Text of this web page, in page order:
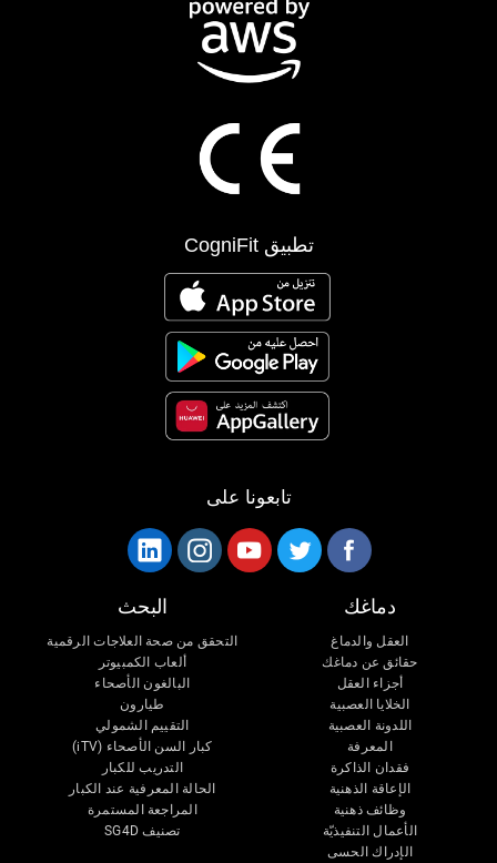
تطبيق CogniFit
تابعونا على
دماغك
العقل والدماغ
حقائق عن دماغك
أجزاء العقل
الخلايا العصبية
اللدونة العصبية
المعرفة
فقدان الذاكرة
الإعاقة الذهنية
وظائف ذهنية
الأعمال التنفيذيّة
الإدراك الحسى
البحث
التحقق من صحة العلاجات الرقمية
ألعاب الكمبيوتر
البالغون الأصحاء
طيارون
التقييم الشمولي
كبار السن الأصحاء (iTV)
التدريب للكبار
الحالة المعرفية عند الكبار
المراجعة المستمرة
تصنيف SG4D